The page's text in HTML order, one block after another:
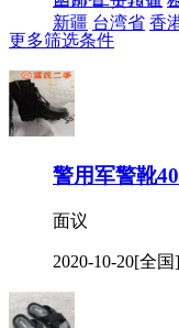
新疆 台湾省 香
更多筛选条件
警用军警靴
面议
2020-10-20[全国]